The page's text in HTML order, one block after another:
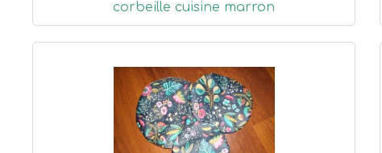
corbeille cuisine marron